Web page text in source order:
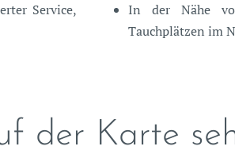
Service,
In der Nähe
Tauchplätzen im
der Karte